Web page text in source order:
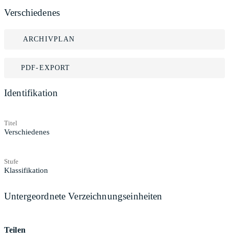
Verschiedenes
ARCHIVPLAN
PDF-EXPORT
Identifikation
Titel
Verschiedenes
Stufe
Klassifikation
Untergeordnete Verzeichnungseinheiten
Teilen